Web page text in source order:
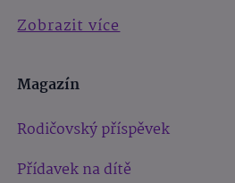
Zobrazit více
Magazín
Rodičovský příspěvek
Přídavek na dítě